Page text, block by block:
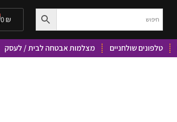
0 ₪
טלפונים שולחניים מצלמות אבטחה לבית / לעסק